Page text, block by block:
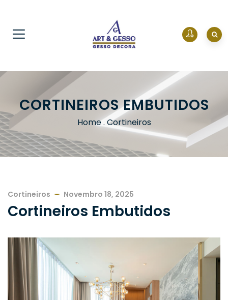
CORTINEIROS EMBUTIDOS
Home. Cortineiros
Cortineiros Novembro 18, 2025
Cortineiros Embutidos